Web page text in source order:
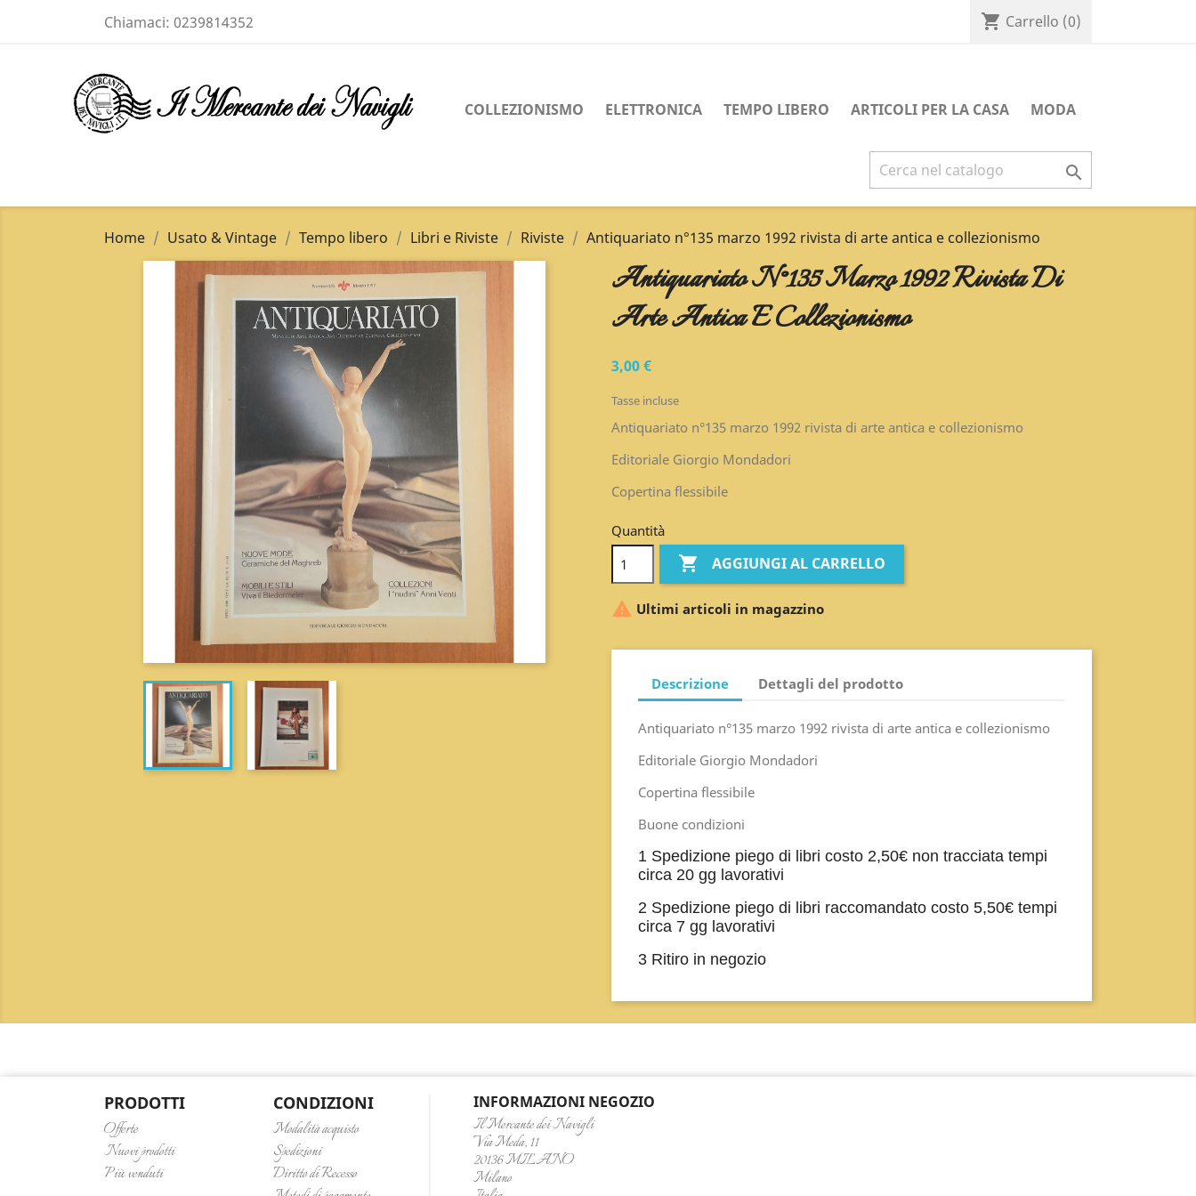
Chiamaci: 0239814352 shopping_cart Carrello (0)
COLLEZIONISMO ELETTRONICA TEMPO LIBERO ARTICOLI PER LA CASA MODA

Home Usato & Vintage Tempo libero Libri e Riviste Riviste Antiquariato n°135 marzo 1992 rivista di arte antica e collezionismo
Antiquariato N°135 Marzo 1992 Rivista Di
Arte Antica E Collezionismo
3,00 €
Tasse incluse
Antiquariato n°135 marzo 1992 rivista di arte antica e collezionismo
Editoriale Giorgio Mondadori
Copertina flessibile
Quantità
 AGGIUNGI AL CARRELLO
 Ultimi articoli in magazzino
Descrizione Dettagli del prodotto
Antiquariato n°135 marzo 1992 rivista di arte antica e collezionismo
Editoriale Giorgio Mondadori
Copertina flessibile
Buone condizioni
1 Spedizione piego di libri costo 2,50€ non tracciata tempi
circa 20 gg lavorativi
2 Spedizione piego di libri raccomandato costo 5,50€ tempi
circa 7 gg lavorativi
3 Ritiro in negozio
PRODOTTI
Offerte
Nuovi prodotti
Più venduti
CONDIZIONI
Modalità acquisto
Spedizioni
Diritto di Recesso
INFORMAZIONI NEGOZIO
Il Mercante dei Navigli
Via Meda, 11
20136 MILANO
Milano